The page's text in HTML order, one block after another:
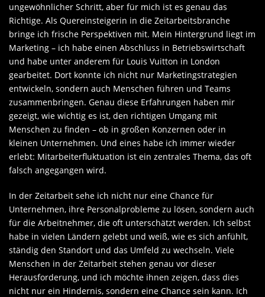
ungewöhnlicher Schritt, aber für mich ist es genau das
Richtige. Als Quereinsteigerin in die Zeitarbeitsbranche
bringe ich frische Perspektiven mit. Mein Hintergrund liegt im
Marketing – ich habe einen Abschluss in Betriebswirtschaft
und habe unter anderem für Louis Vuitton in London
gearbeitet. Dort konnte ich nicht nur Marketingstrategien
entwickeln, sondern auch Menschen führen und Teams
zusammenbringen. Genau diese Erfahrungen haben mir
gezeigt, wie wichtig es ist, den richtigen Umgang mit
Menschen zu finden – ob in großen Konzernen oder in
kleinen Unternehmen. Und eines habe ich immer wieder
erlebt: Mitarbeiterfluktuation ist ein zentrales Thema, das oft
falsch angegangen wird.
In der Zeitarbeit sehe ich nicht nur eine Chance für
Unternehmen, ihre Personalprobleme zu lösen, sondern auch
für die Arbeitnehmer, die oft unterschätzt werden. Ich selbst
habe in vielen Ländern gelebt und weiß, wie es sich anfühlt,
ständig den Standort und das Umfeld zu wechseln. Viele
Menschen in der Zeitarbeit stehen genau vor dieser
Herausforderung, und ich möchte ihnen zeigen, dass dies
nicht nur ein Hindernis, sondern eine Chance sein kann. Ich